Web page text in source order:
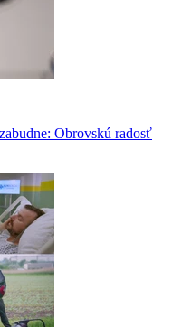
Obrovskú radosť